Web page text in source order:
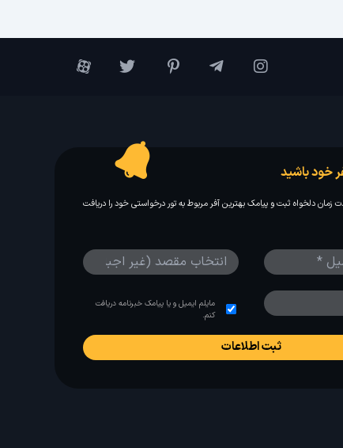
خود باشید
دلخواه ثبت و پیامک بهترین آفر مربوط به تور درخواستی خود را دریافت
مایلم ایمیل و یا پیامک خبرنامه دریافت
کنم.